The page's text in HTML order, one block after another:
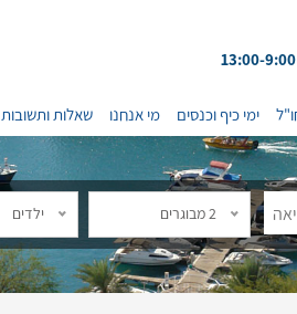
ימי כיף וכנסים מי אנחנו שאלות ותשובות
2 מבוגרים ילדים